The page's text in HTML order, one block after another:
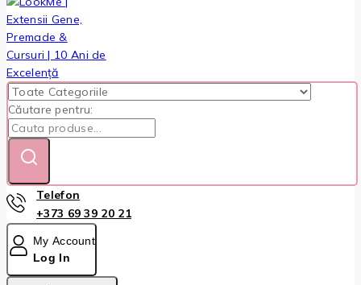
Căutare pentru:
Telefon
+373 69 39 20 21
My Account
Log In